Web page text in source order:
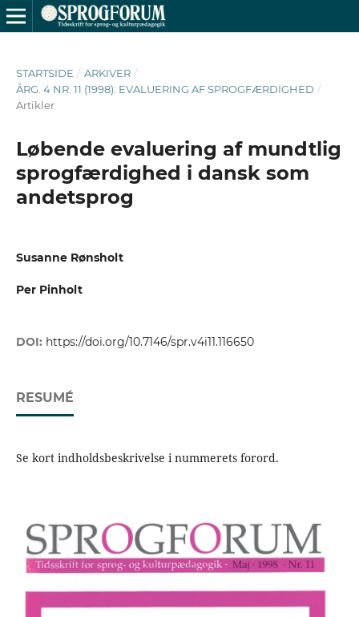
STARTSIDE / ARKIVER /
ÅRG. 4 NR. 11 (1998): EVALUERING AF SPROGFÆRDIGHED /
Artikler
Løbende evaluering af mundtlig
sprogfærdighed i dansk som
andetsprog
Susanne Rønsholt
Per Pinholt
DOI: https://doi.org/10.7146/spr.v4i11.116650
RESUMÉ
Se kort indholdsbeskrivelse i nummerets forord.